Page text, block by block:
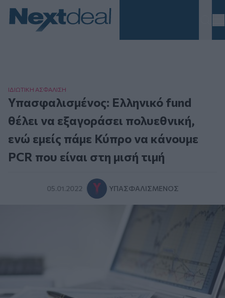
ΙΔΙΩΤΙΚΗ ΑΣΦAΛΙΣΗ
Υπασφαλισμένος: Ελληνικό fund
θέλει να εξαγοράσει πολυεθνική,
ενώ εμείς πάμε Κύπρο να κάνουμε
PCR που είναι στη μισή τιμή
05.01.2022 ΥΠΑΣΦΑΛΙΣΜΈΝΟΣ